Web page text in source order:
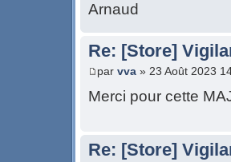
Arnaud
Re: [Store]
par vva » 23 Août 2023
Merci pour cette
Re: [Store]